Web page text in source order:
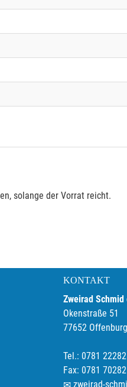
solange der Vorrat reicht.
KONTAKT
Zweirad Schmid
Okenstraße 51
77652 Offenburg
Tel.: 0781 22282
Fax: 0781 70282
zweirad-